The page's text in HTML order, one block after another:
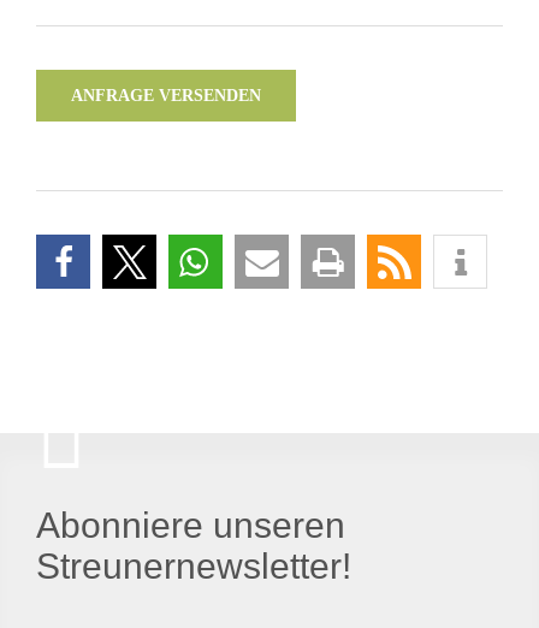
ANFRAGE VERSENDEN
Abonniere unseren
Streunernewsletter!